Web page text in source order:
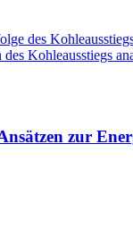
des
Kohleausstiegs
zur